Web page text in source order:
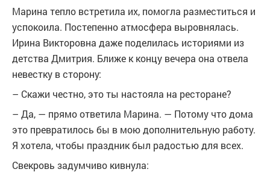
Марина тепло встретила их, помогла разместиться и
успокоила. Постепенно атмосфера выровнялась.
Ирина Викторовна даже поделилась историями из
детства Дмитрия. Ближе к концу вечера она отвела
невестку в сторону:
– Скажи честно, это ты настояла на ресторане?
– Да, — прямо ответила Марина. — Потому что дома
это превратилось бы в мою дополнительную работу.
Я хотела, чтобы праздник был радостью для всех.
Свекровь задумчиво кивнула: